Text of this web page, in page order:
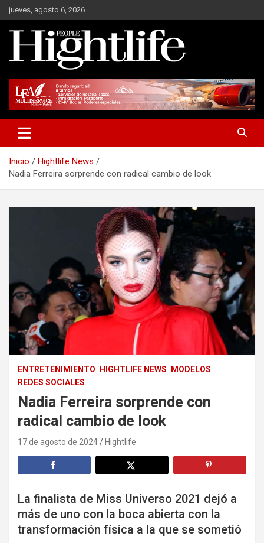
Saltar
al
contenido
jueves, agosto 6, 2026
Hight Life People
Inicio
Hightlife News
Nadia Ferreira sorprende con radical cambio de look
ENTRETENIMIENTO HIGHTLIFE NEWS
MODELOS
REDES SOCIALES
Nadia Ferreira sorprende con
radical cambio de look
17 de agosto de 2024 Hightlife
La finalista de Miss Universo 2021 dejó a
más de uno con la boca abierta con la
transformación física a la que se sometió